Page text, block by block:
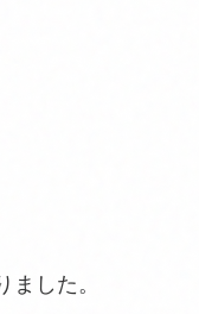
した。